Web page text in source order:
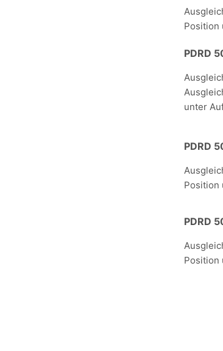
Position
PDRD
unter
PDRD
Position
PDRD
Position